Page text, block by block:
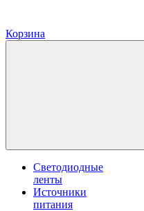
Корзина
Светодиодные
ленты
Источники
питания